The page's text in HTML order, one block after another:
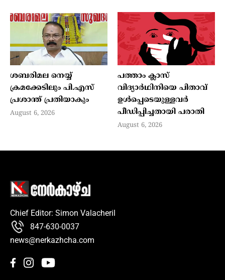
ശബരിമല നെയ്യ്
ക്രമക്കേടിലും പി.എസ്
പ്രശാന്ത് പ്രതിയാകും
August 6, 2026
പത്താം ക്ലാസ്
വിദ്യാര്‍ഥിനിയെ പിതാവ്
ഉള്‍പ്പെടെയുള്ളവര്‍
പീഡിപ്പിച്ചതായി പരാതി
August 6, 2026
Chief Editor: Simon Valacheril
847-630-0037
news@nerkazhcha.com